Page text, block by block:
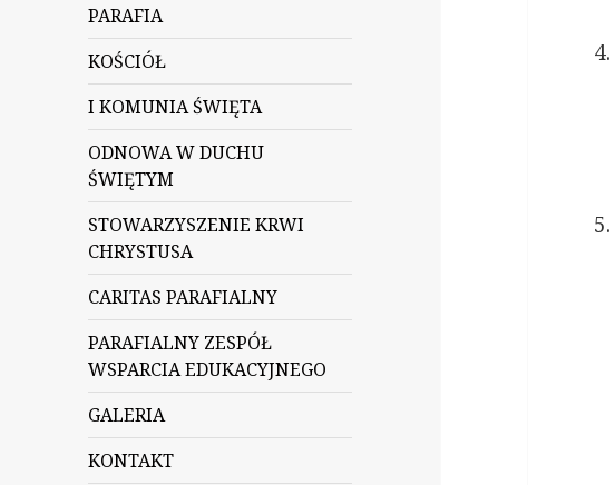
PARAFIA
KOŚCIÓŁ
I KOMUNIA ŚWIĘTA
ODNOWA W DUCHU
ŚWIĘTYM
STOWARZYSZENIE KRWI
CHRYSTUSA
CARITAS PARAFIALNY
PARAFIALNY ZESPÓŁ
WSPARCIA EDUKACYJNEGO
GALERIA
KONTAKT